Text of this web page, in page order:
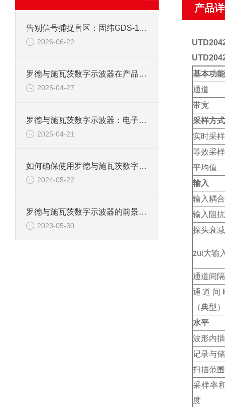
告别信号捕捉盲区：固纬GDS-1102示波器峰值侦测与触发系统全攻略
2026-06-22
罗德与施瓦茨数字示波器在产品开发中的关键作用
2025-04-27
罗德与施瓦茨数字示波器：电子工程师的精准测量设备
2025-04-21
如何确保使用罗德与施瓦茨数字示波器的安全性？
2024-05-22
罗德与施瓦茨数字示波器的前景和发展怎样？
2023-05-30
产品
基本功能
通道
带宽
采样方式
实时采样
等效采样
平均值
输入
输入耦合
输入阻抗
探头衰
zui大输
通道间
通道间
（典型）
水平
波形内插
记录与
扫描范
采样率
度